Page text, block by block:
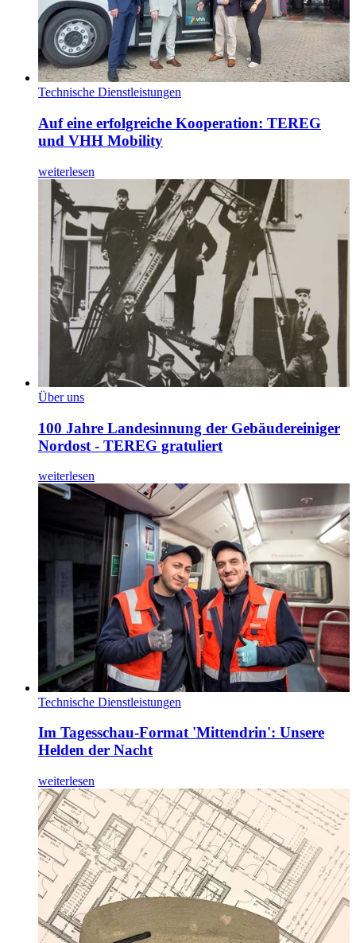
Technische Dienstleistungen
Auf eine erfolgreiche Kooperation: TEREG
und VHH Mobility
weiterlesen
Über uns
100 Jahre Landesinnung der Gebäudereiniger
Nordost - TEREG gratuliert
weiterlesen
Technische Dienstleistungen
Im Tagesschau-Format 'Mittendrin': Unsere
Helden der Nacht
weiterlesen